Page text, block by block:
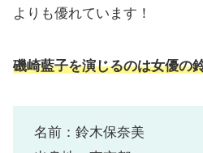
よりも優れています！
磯崎藍子を演じるのは女優の
名前：鈴木保奈美